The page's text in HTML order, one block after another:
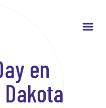
en